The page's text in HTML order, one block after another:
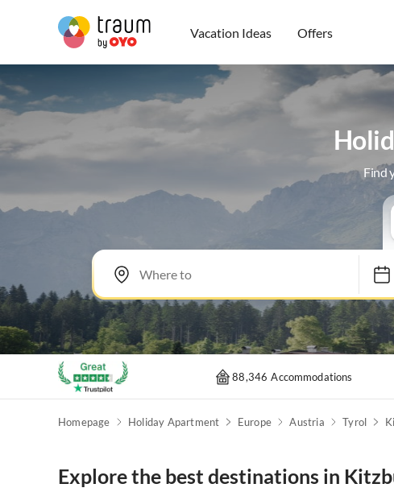
Vacation Ideas Offers
Find
88,346 Accommodations
Homepage Holiday Apartment Europe Austria Tyrol
Explore the best destinations in